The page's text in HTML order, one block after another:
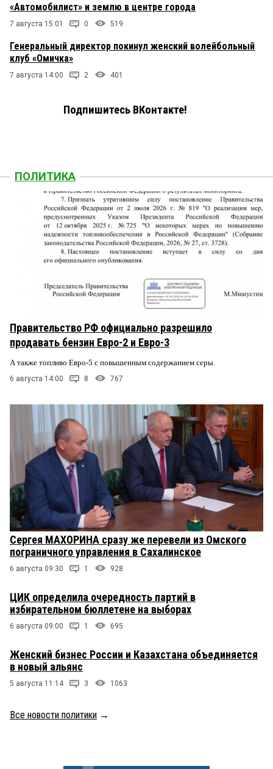
«Автомобилист» и землю в центре города
7 августа 15:01 0 519
Генеральный директор покинул женский волейбольный
клуб «Омичка»
7 августа 14:00 2 401
Подпишитесь ВКонтакте!
ПОЛИТИКА
Правительство РФ официально разрешило
продавать бензин Евро-2 и Евро-3
А также топливо Евро-5 с повышенным содержанием серы.
6 августа 14:00 8 767
Сергея МАХОРИНА сразу же перевели из Омского
пограничного управления в Сахалинское
6 августа 09:30 1 928
ЦИК определила очередность партий в
избирательном бюллетене на выборах
6 августа 09:00 1 695
Женский бизнес России и Казахстана объединяется
в новый альянс
5 августа 11:14 3 1063
Все новости политики →